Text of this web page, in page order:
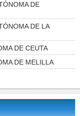
DE
DE LA
DE CEUTA
DE MELILLA